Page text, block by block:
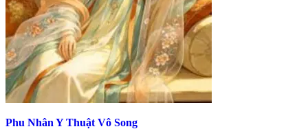
Phu Nhân Y Thuật Vô Song